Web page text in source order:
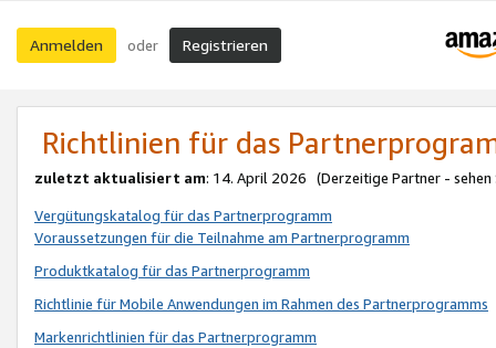
Anmelden oder Registrieren
Richtlinien für das
zuletzt aktualisiert am: 14. April 2026 (Derzeitige Partner - sehen
Vergütungskatalog für das Partnerprogramm
Voraussetzungen für die Teilnahme am Partnerprogramm
Produktkatalog für das Partnerprogramm
Richtlinie für Mobile Anwendungen im Rahmen des Partnerprogramms
Markenrichtlinien für das Partnerprogramm